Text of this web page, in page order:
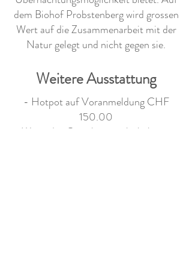
dem Biohof Probstenberg wird grossen
Wert auf die Zusammenarbeit mit der
Natur gelegt und nicht gegen sie.
Weitere Ausstattung
- Hotpot auf Voranmeldung CHF
150.00
- Wenn das Gästehaus nicht belegt ist,